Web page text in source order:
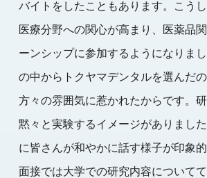
バイトをしたこともあります。こう
医療分野への関心が高まり、医薬品
ーンシップに参加するようになりま
の中からトクヤマデンタルを選んだ
方々の雰囲気に惹かれたからです。
黙々と実験するイメージがありまし
に皆さんが和やかに話す様子が印象的
面接では大学での研究内容について